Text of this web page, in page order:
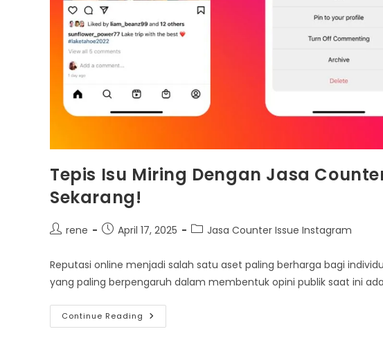
Tepis Isu Miring Dengan Jasa
Sekarang!
Postrene
PostApril 17, 2025
PostJasa Counter Issue Instagram
Reputasi online menjadi salah satu aset paling berharga bagi
yang paling berpengaruh dalam membentuk opini publik saat ini
Continue Reading Tepis
Isu